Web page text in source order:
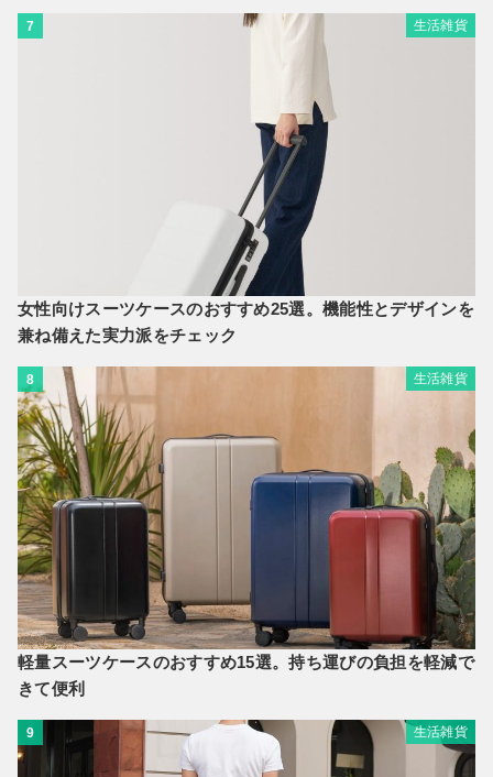
7 生活雑貨
女性向けスーツケースのおすすめ25選。機能性とデザインを
兼ね備えた実力派をチェック
8 生活雑貨
軽量スーツケースのおすすめ15選。持ち運びの負担を軽減で
きて便利
9 生活雑貨